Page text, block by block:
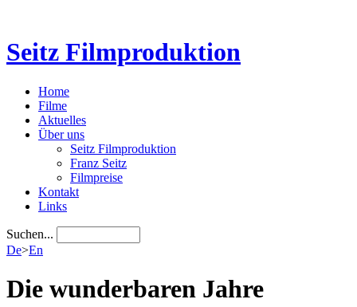
Seitz Filmproduktion
Home
Filme
Aktuelles
Über uns
Seitz Filmproduktion
Franz Seitz
Filmpreise
Kontakt
Links
Suchen...
De>En
Die wunderbaren Jahre